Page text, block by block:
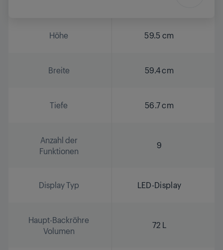
Höhe 59.5 cm
Breite 59.4 cm
Tiefe 56.7 cm
Anzahl der
Funktionen
9
Display Typ LED-Display
Haupt-Backröhre
Volumen
72 L